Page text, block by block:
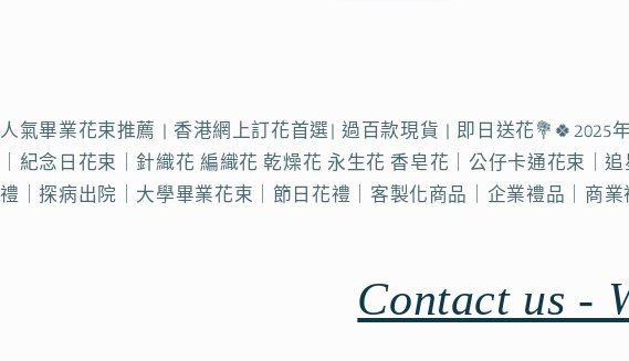
人氣畢業花束推薦 | 香港網上訂花首選| 過百款現貨 | 即日送花
｜紀念日花束｜針織花 編織花 乾燥花 永生花 香皂花｜公仔卡通花束｜
禮｜探病出院｜大學畢業花束｜節日花禮｜客製化商品｜企業禮品｜商業
Contact us -